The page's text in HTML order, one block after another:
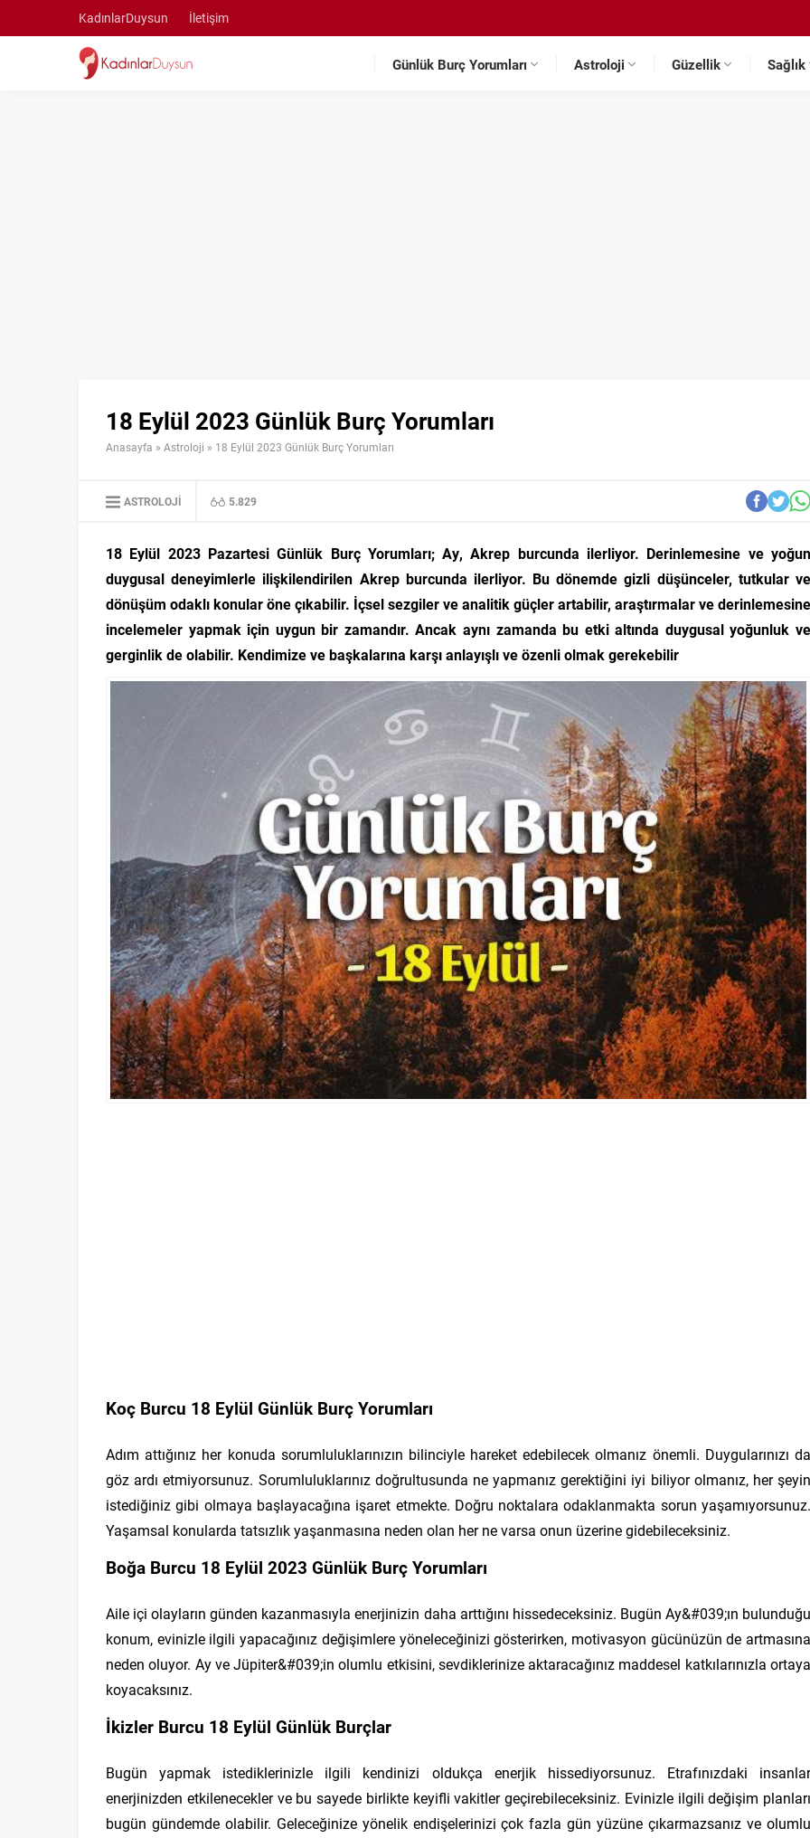
KadınlarDuysun İletişim
Günlük Burç Yorumları Astroloji Güzellik Sağlık
18 Eylül 2023 Günlük Burç Yorumları
Anasayfa » Astroloji » 18 Eylül 2023 Günlük Burç Yorumları
ASTROLOJI 5.829
18 Eylül 2023 Pazartesi Günlük Burç Yorumları; Ay, Akrep burcunda ilerliyor. Derinlemesine ve yoğun
duygusal deneyimlerle ilişkilendirilen Akrep burcunda ilerliyor. Bu dönemde gizli düşünceler, tutkular ve
dönüşüm odaklı konular öne çıkabilir. İçsel sezgiler ve analitik güçler artabilir, araştırmalar ve derinlemesine
incelemeler yapmak için uygun bir zamandır. Ancak aynı zamanda bu etki altında duygusal yoğunluk ve
gerginlik de olabilir. Kendimize ve başkalarına karşı anlayışlı ve özenli olmak gerekebilir
Koç Burcu 18 Eylül Günlük Burç Yorumları
Adım attığınız her konuda sorumluluklarınızın bilinciyle hareket edebilecek olmanız önemli. Duygularınızı da
göz ardı etmiyorsunuz. Sorumluluklarınız doğrultusunda ne yapmanız gerektiğini iyi biliyor olmanız, her şeyin
istediğiniz gibi olmaya başlayacağına işaret etmekte. Doğru noktalara odaklanmakta sorun yaşamıyorsunuz.
Yaşamsal konularda tatsızlık yaşanmasına neden olan her ne varsa onun üzerine gidebileceksiniz.
Boğa Burcu 18 Eylül 2023 Günlük Burç Yorumları
Aile içi olayların günden kazanmasıyla enerjinizin daha arttığını hissedeceksiniz. Bugün Ay&#039;ın bulunduğu
konum, evinizle ilgili yapacağınız değişimlere yöneleceğinizi gösterirken, motivasyon gücünüzün de artmasına
neden oluyor. Ay ve Jüpiter&#039;in olumlu etkisini, sevdiklerinize aktaracağınız maddesel katkılarınızla ortaya
koyacaksınız.
İkizler Burcu 18 Eylül Günlük Burçlar
Bugün yapmak istediklerinizle ilgili kendinizi oldukça enerjik hissediyorsunuz. Etrafınızdaki insanlar
enerjinizden etkilenecekler ve bu sayede birlikte keyifli vakitler geçirebileceksiniz. Evinizle ilgili değişim planları
bugün gündemde olabilir. Geleceğinize yönelik endişelerinizi çok fazla gün yüzüne çıkarmazsanız ve olumlu